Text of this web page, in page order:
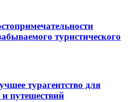
туристического
турагентство для
путешествий